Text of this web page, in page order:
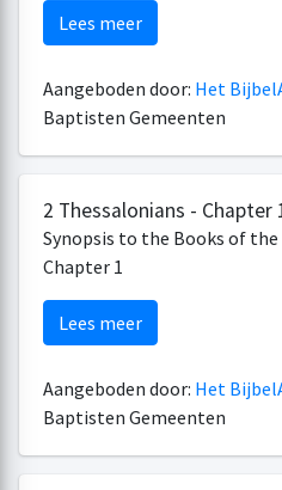
Lees meer
Aangeboden door: Het
Baptisten Gemeenten
2 Thessalonians - Chapter
Synopsis to the Books of
Chapter 1
Lees meer
Aangeboden door: Het
Baptisten Gemeenten